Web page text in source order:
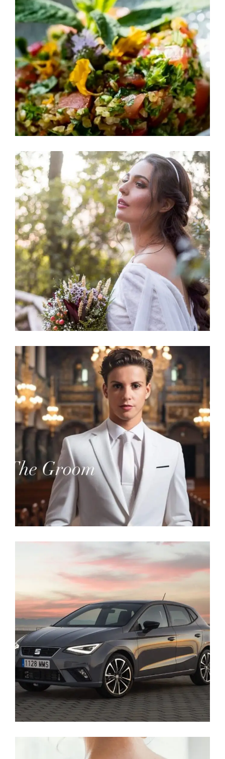
La Comida y Las Bebidas
EL CATERING
La Ceremonia
EL MAQUILLAJE
La Ceremonia
EL TRAJE DEL NOVIO
El Transporte
EL TRANSPORTE DE LOS
INVITADOS